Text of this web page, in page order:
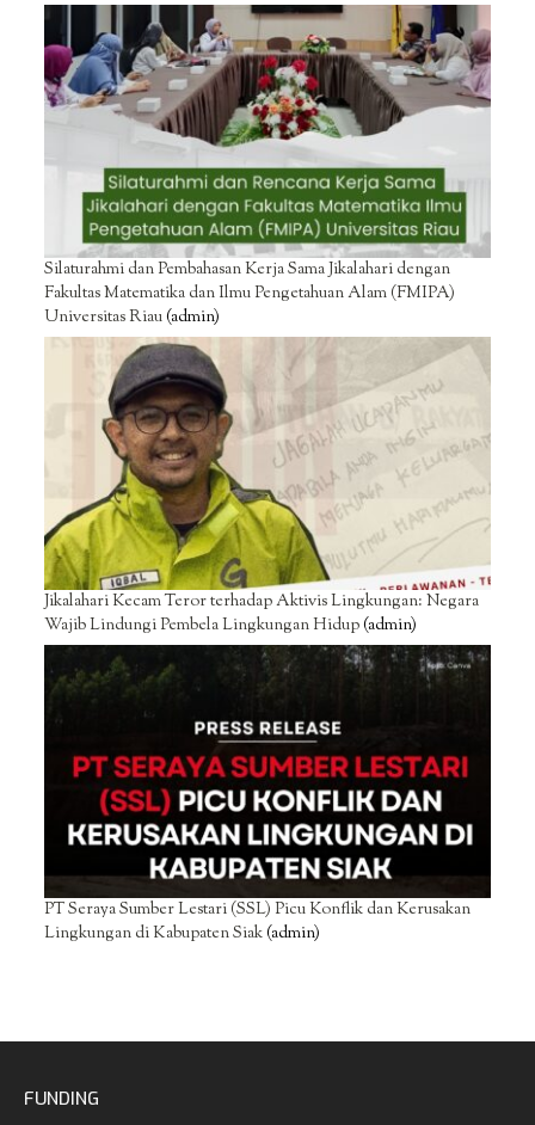
Silaturahmi dan Pembahasan Kerja Sama Jikalahari dengan
Fakultas Matematika dan Ilmu Pengetahuan Alam (FMIPA)
Universitas Riau(admin)
Jikalahari Kecam Teror terhadap Aktivis Lingkungan: Negara
Wajib Lindungi Pembela Lingkungan Hidup(admin)
PT Seraya Sumber Lestari (SSL) Picu Konflik dan Kerusakan
Lingkungan di Kabupaten Siak(admin)
FUNDING